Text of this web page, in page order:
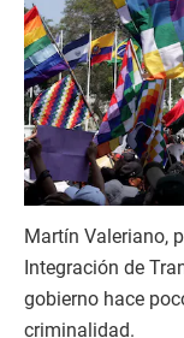
Martín Valeriano,
Integración de
gobierno hace
criminalidad.